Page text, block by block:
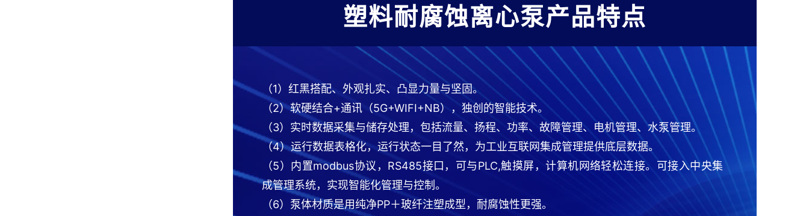
塑料耐腐蚀离心泵产品特点
（1）红黑搭配、外观扎实、凸显力量与坚固。
（2）软硬结合+通讯（5G+WIFI+NB），独创的智能技术。
（3）实时数据采集与储存处理，包括流量、扬程、功率、故障管理、电机管理、水泵管理。
（4）运行数据表格化，运行状态一目了然，为工业互联网集成管理提供底层数据。
（5）内置modbus协议，RS485接口，可与PLC,触摸屏，计算机网络轻松连接。可接入中央集
成管理系统，实现智能化管理与控制。
（6）泵体材质是用纯净PP＋玻纤注塑成型，耐腐蚀性更强。